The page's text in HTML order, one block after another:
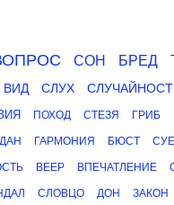
СОН БРЕД
ВИД СЛУХ
ПОХОД СТЕЗЯ ГРИБ
ГАРМОНИЯ БЮСТ
ВЕЕР ВПЕЧАТЛЕНИЕ
СЛОВЦО ДОН ЗАКОН